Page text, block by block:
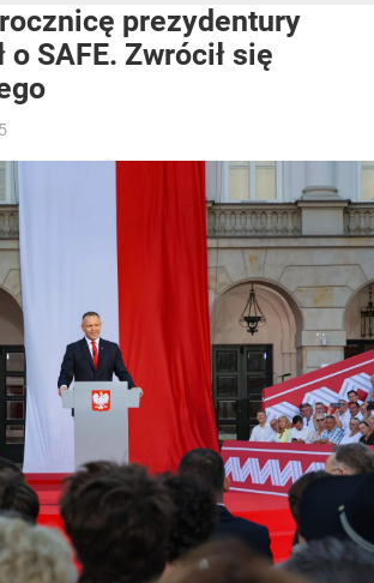
prezydentury
o SAFE. Zwrócił się